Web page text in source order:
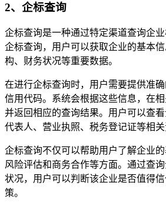
2、企标查询
企标查询是一种通过特定渠道查询企
企标查询，用户可以获取企业的基本
构、财务状况等重要数据。
在进行企标查询时，用户需要提供准
信用代码。系统会根据这些信息，在相
并返回相应的查询结果。用户可以查
代表人、营业执照、税务登记证等相关
企标查询不仅可以帮助用户了解企业
风险评估和商务合作等方面。通过查
状况，用户可以判断该企业是否值得
策。